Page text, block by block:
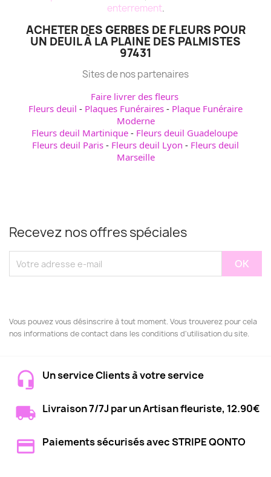
enterrement.
ACHETER DES GERBES DE FLEURS POUR
UN DEUIL À LA PLAINE DES PALMISTES
97431
Sites de nos partenaires
Faire livrer des fleurs
Fleurs deuil - Plaques Funéraires - Plaque Funéraire
Moderne
Fleurs deuil Martinique- Fleurs deuil Guadeloupe
Fleurs deuil Paris - Fleurs deuil Lyon - Fleurs deuil
Marseille
Recevez nos offres spéciales
Vous pouvez vous désinscrire à tout moment. Vous trouverez pour cela
nos informations de contact dans les conditions d'utilisation du site.
Un service Clients à votre service
Livraison 7/7J par un Artisan fleuriste, 12.90€
Paiements sécurisés avec STRIPE QONTO